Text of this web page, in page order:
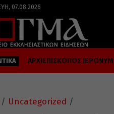
07.08.2026
ΑΡΧΙΕΠΙΣΚΟΠΟΣ
/ Uncategorized /